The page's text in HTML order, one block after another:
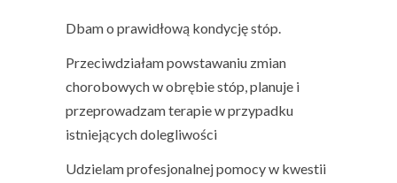
Dbam o prawidłową kondycję stóp.
Przeciwdziałam powstawaniu zmian
chorobowych w obrębie stóp, planuje i
przeprowadzam terapie w przypadku
istniejących dolegliwości
Udzielam profesjonalnej pomocy w kwestii